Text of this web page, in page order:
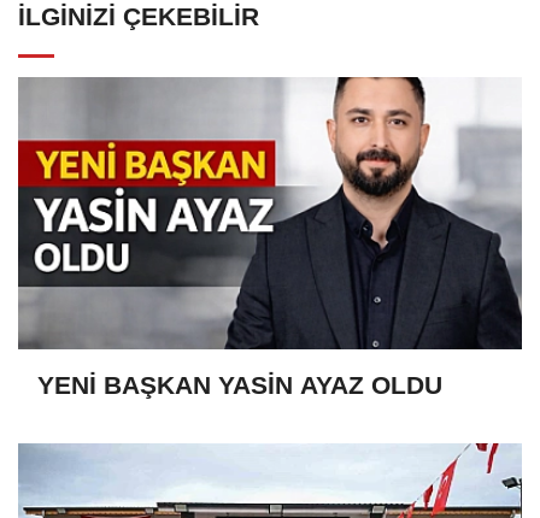
İLGINIZI ÇEKEBILIR
YENİ BAŞKAN YASİN AYAZ OLDU